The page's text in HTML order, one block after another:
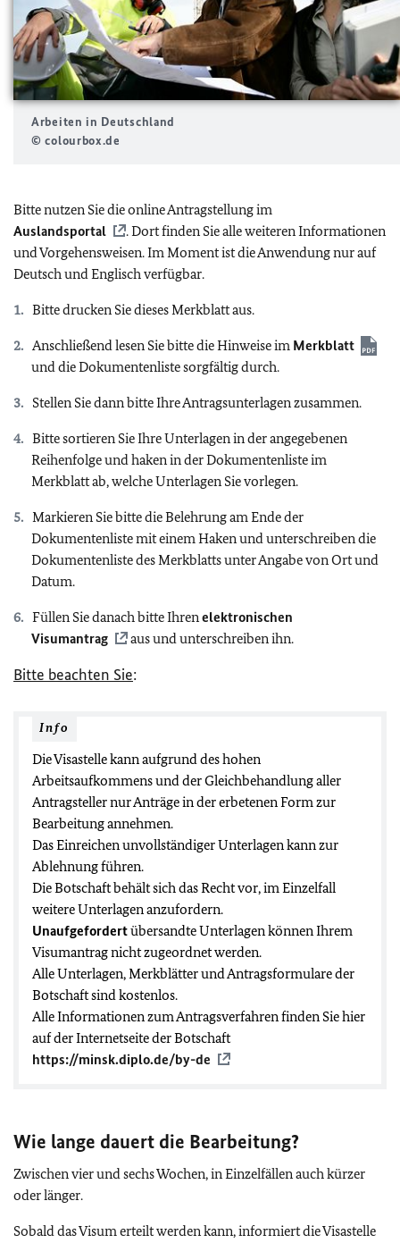
Arbeiten in Deutschland
© colourbox.de
Bitte nutzen Sie die online Antragstellung im
Auslandsportal
. Dort finden Sie alle weiteren Informationen
und Vorgehensweisen. Im Moment ist die Anwendung nur auf
Deutsch und Englisch verfügbar.
Bitte drucken Sie dieses Merkblatt aus.
Anschließend lesen Sie bitte die Hinweise im Merkblatt
und die Dokumentenliste sorgfältig durch.
Stellen Sie dann bitte Ihre Antragsunterlagen zusammen.
Bitte sortieren Sie Ihre Unterlagen in der angegebenen
Reihenfolge und haken in der Dokumentenliste im
Merkblatt ab, welche Unterlagen Sie vorlegen.
Markieren Sie bitte die Belehrung am Ende der
Dokumentenliste mit einem Haken und unterschreiben die
Dokumentenliste des Merkblatts unter Angabe von Ort und
Datum.
Füllen Sie danach bitte Ihrenelektronischen
Visumantrag
aus und unterschreiben ihn.
Bitte beachten Sie:
Info
Die Visastelle kann aufgrund des hohen
Arbeitsaufkommens und der Gleichbehandlung aller
Antragsteller nur Anträge in der erbetenen Form zur
Bearbeitung annehmen.
Das Einreichen unvollständiger Unterlagen kann zur
Ablehnung führen.
Die Botschaft behält sich das Recht vor, im Einzelfall
weitere Unterlagen anzufordern.
Unaufgefordertübersandte Unterlagen können Ihrem
Visumantrag nicht zugeordnet werden.
Alle Unterlagen, Merkblätter und Antragsformulare der
Botschaft sind kostenlos.
Alle Informationen zum Antragsverfahren finden Sie hier
auf der Internetseite der Botschaft
https://minsk.diplo.de/by-de
Wie lange dauert die Bearbeitung?
Zwischen vier und sechs Wochen, in Einzelfällen auch kürzer
oder länger.
Sobald das Visum erteilt werden kann, informiert die Visastelle